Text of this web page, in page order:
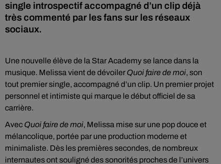
single introspectif accompagné d’un clip déjà
très commenté par les fans sur les réseaux
sociaux.
Une nouvelle élève de la Star Academy se lance dans la
musique. Melissa vient de dévoiler Quoi faire de moi, son
tout premier single, accompagné d’un clip. Un premier projet
personnel et intimiste qui marque le début officiel de sa
carrière.
Avec Quoi faire de moi, Melissa mise sur une pop douce et
mélancolique, portée par une production moderne et
minimaliste. Dès les premières secondes, de nombreux
internautes ont souligné des sonorités proches de l’univers